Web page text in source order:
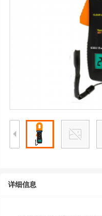
详细信息